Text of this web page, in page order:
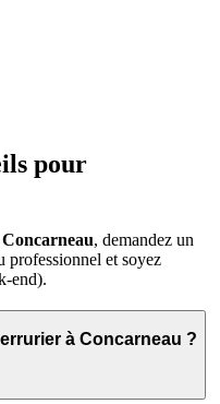
pour
Concarneau, demandez un
professionnel et soyez
à Concarneau ?